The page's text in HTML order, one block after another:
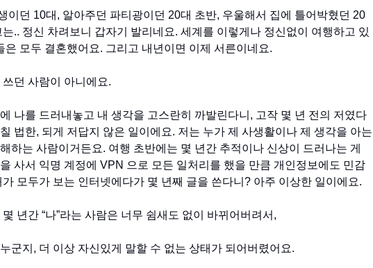
이던 10대, 알아주던 파티광이던 20대 초반, 우울해서 집에 틀어박혔던 20
.. 정신 차려보니 갑자기 발리네요. 세계를 이렇게나 정신없이 여행하고 있
은 모두 결혼했어요. 그리고 내년이면 이제 서른이네요.
던 사람이 아니에요.
나를 드러내놓고 내 생각을 고스란히 까발린다니, 고작 몇 년 전의 저였다
법한, 되게 저답지 않은 일이에요. 저는 누가 제 사생활이나 제 생각을 아는
하는 사람이거든요. 여행 초반에는 몇 년간 추적이나 신상이 드러나는 게
사서 익명 계정에 VPN 으로 모든 일처리를 했을 만큼 개인정보에도 민감
모두가 보는 인터넷에다가 몇 년째 글을 쓴다니? 아주 이상한 일이에요.
년간 “나”라는 사람은 너무 쉼새도 없이 바뀌어버려서,
군지, 더 이상 자신있게 말할 수 없는 상태가 되어버렸어요.